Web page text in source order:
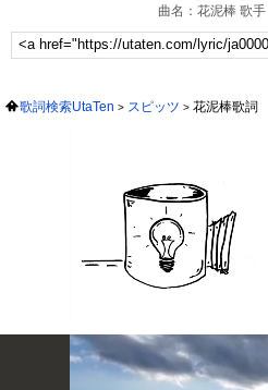
曲名：花泥棒 歌
歌詞検索UtaTen スピッツ 花泥棒歌詞